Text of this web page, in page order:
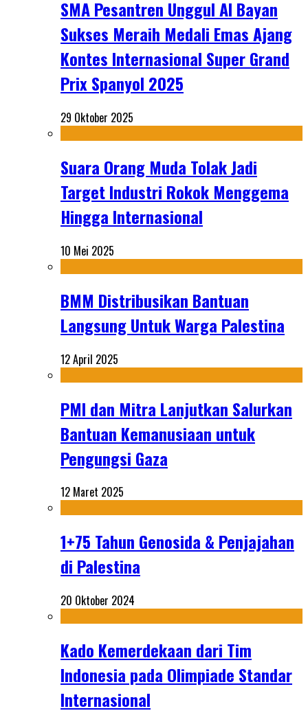
SMA Pesantren Unggul Al Bayan
Sukses Meraih Medali Emas Ajang
Kontes Internasional Super Grand
Prix Spanyol 2025
29 Oktober 2025
Suara Orang Muda Tolak Jadi
Target Industri Rokok Menggema
Hingga Internasional
10 Mei 2025
BMM Distribusikan Bantuan
Langsung Untuk Warga Palestina
12 April 2025
PMI dan Mitra Lanjutkan Salurkan
Bantuan Kemanusiaan untuk
Pengungsi Gaza
12 Maret 2025
1+75 Tahun Genosida & Penjajahan
di Palestina
20 Oktober 2024
Kado Kemerdekaan dari Tim
Indonesia pada Olimpiade Standar
Internasional